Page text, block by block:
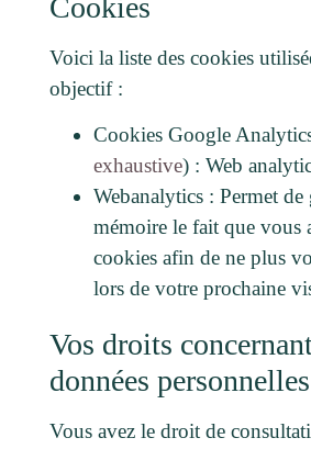
Cookies
Voici la liste des cookies
objectif :
Cookies Google
exhaustive) : Web
Webanalytics : Permet de
mémoire le fait que vous
cookies afin de ne plus
lors de votre prochaine
Vos droits
données personnelles
Vous avez le droit de